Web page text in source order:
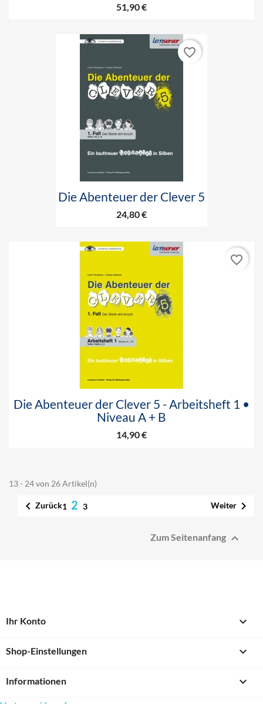
51,90 €
Die Abenteuer der Clever 5
24,80 €
favorite_border
Die Abenteuer der Clever 5 - Arbeitsheft 1 •
Niveau A + B
14,90 €
favorite_border
13 - 24 von 26 Artikel(n)
 Zurück1 2 3 Weiter 
Zum Seitenanfang 
Ihr Konto 
Shop-Einstellungen keyboard_arrow_down
Informationen 